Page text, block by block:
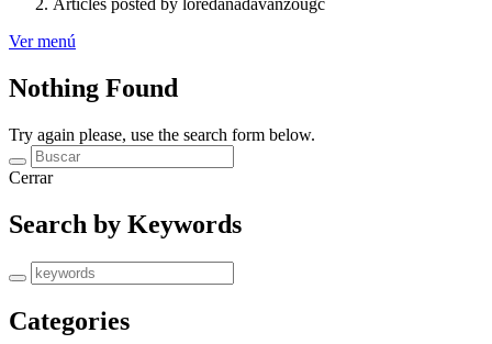
Articles posted by loredanadavanzougc
Ver menú
Nothing Found
Try again please, use the search form below.
Cerrar
Search by Keywords
Categories